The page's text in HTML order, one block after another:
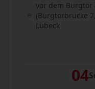
vor dem Burgtor
(Burgtorbrücke
Lübeck
04